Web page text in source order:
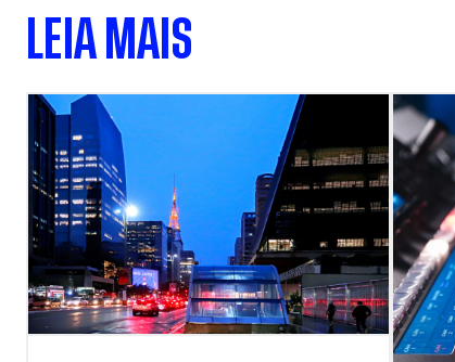
LEIA MAIS